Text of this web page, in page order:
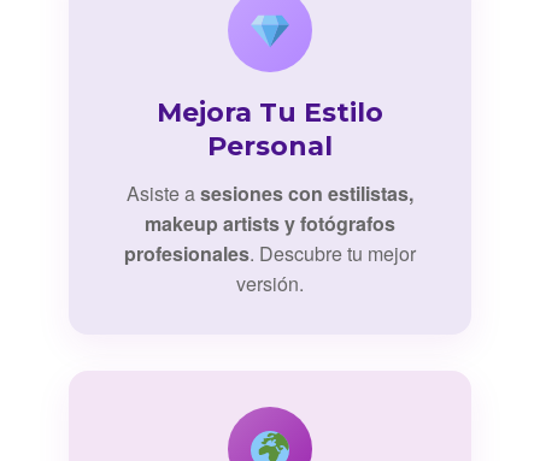
Mejora Tu Estilo
Personal
Asiste asesiones con estilistas,
makeup artists y fotógrafos
profesionales. Descubre tu mejor
versión.